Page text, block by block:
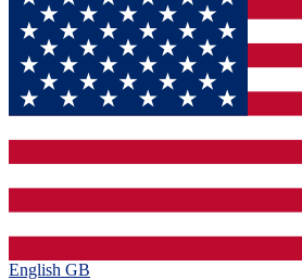
English GB‎